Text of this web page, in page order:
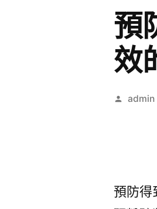
預
效
作
admin
預防得